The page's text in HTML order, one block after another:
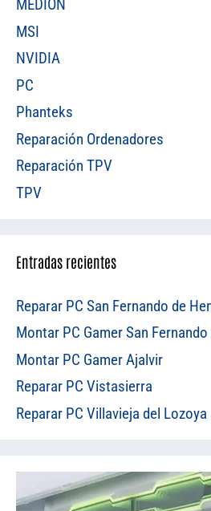
MEDION
MSI
NVIDIA
PC
Phanteks
Reparación Ordenadores
Reparación TPV
TPV
Entradas recientes
Reparar PC San Fernando de
Montar PC Gamer San
Montar PC Gamer Ajalvir
Reparar PC Vistasierra
Reparar PC Villavieja del Lozoya